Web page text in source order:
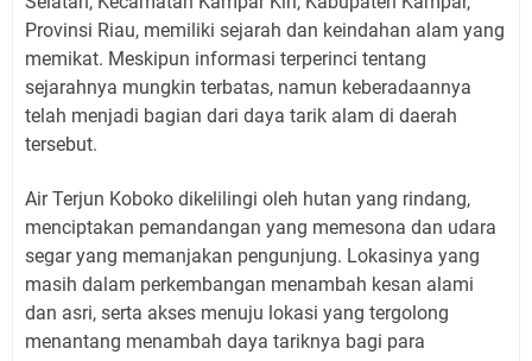
Provinsi Riau, memiliki sejarah dan keindahan alam yang
memikat. Meskipun informasi terperinci tentang
sejarahnya mungkin terbatas, namun keberadaannya
telah menjadi bagian dari daya tarik alam di daerah
tersebut.
Air Terjun Koboko dikelilingi oleh hutan yang rindang,
menciptakan pemandangan yang memesona dan udara
segar yang memanjakan pengunjung. Lokasinya yang
masih dalam perkembangan menambah kesan alami
dan asri, serta akses menuju lokasi yang tergolong
menantang menambah daya tariknya bagi para